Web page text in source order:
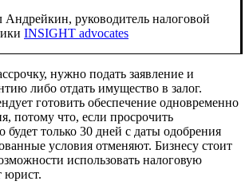
Андрейкин, руководитель налоговой
INSIGHT advocates
нужно подать заявление и
либо отдать имущество в залог.
готовить обеспечение одновременно
потому что, если просрочить
будет только 30 дней с даты одобрения
условия отменяют. Бизнесу стоит
использовать налоговую
юрист.